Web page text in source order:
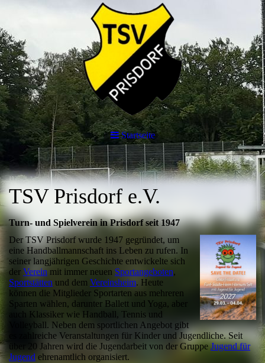
Startseite
TSV Prisdorf e.V.
Turn- und Spielverein in Prisdorf seit 1947
Der TSV Prisdorf wurde 1947 gegründet, um
eine Handballmannschaft ins Leben zu rufen. In
seiner langjährigen Geschichte entwickelte sich
der Verein mit immer neuen Sportangeboten,
Sportstätten und dem Vereinsheim. Heute
können die Mitglieder Sportarten aus mehreren
Sparten wählen, darunter Ballett und Yoga, aber
auch Klassiker wie Handball, Tennis und
Volleyball. Neben dem sportlichen Angebot gibt
es zahlreiche Veranstaltungen für Kinder und Jugendliche. Seit
über 20 Jahren wird die Jugendarbeit von der GruppeJugend für
Jugend ehrenamtlich organisiert.